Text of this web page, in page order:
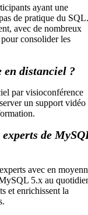
ayant une
de pratique du SQL.
avec de nombreux
consolider les
en distanciel ?
par visioconférence
un support vidéo
de
avec en
5.x au
et enrichissent la